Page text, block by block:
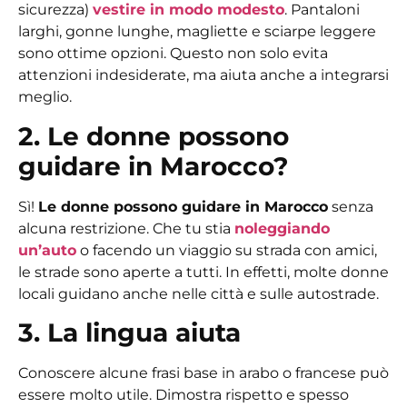
sicurezza) vestire in modo modesto. Pantaloni
larghi, gonne lunghe, magliette e sciarpe leggere
sono ottime opzioni. Questo non solo evita
attenzioni indesiderate, ma aiuta anche a integrarsi
meglio.
2. Le donne possono
guidare in Marocco?
Sì! Le donne possono guidare in Marocco senza
alcuna restrizione. Che tu stia noleggiando
un’auto o facendo un viaggio su strada con amici,
le strade sono aperte a tutti. In effetti, molte donne
locali guidano anche nelle città e sulle autostrade.
3. La lingua aiuta
Conoscere alcune frasi base in arabo o francese può
essere molto utile. Dimostra rispetto e spesso